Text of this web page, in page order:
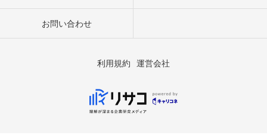
お問い合わせ
利用規約 運営会社